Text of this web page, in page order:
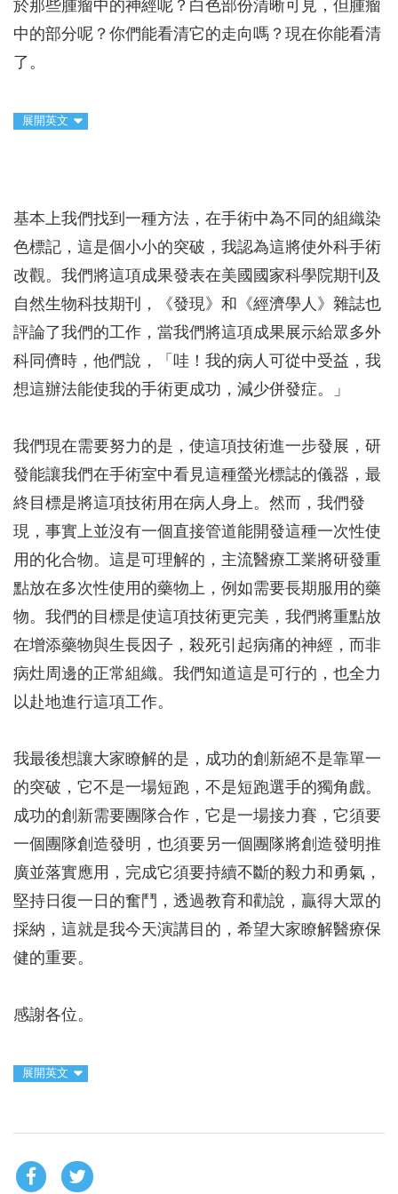
於那些腫瘤中的神經呢？白色部份清晰可見，但腫瘤
中的部分呢？你們能看清它的走向嗎？現在你能看清
了。
展開英文
基本上我們找到一種方法，在手術中為不同的組織染
色標記，這是個小小的突破，我認為這將使外科手術
改觀。我們將這項成果發表在美國國家科學院期刊及
自然生物科技期刊，《發現》和《經濟學人》雜誌也
評論了我們的工作，當我們將這項成果展示給眾多外
科同儕時，他們說，「哇！我的病人可從中受益，我
想這辦法能使我的手術更成功，減少併發症。」
我們現在需要努力的是，使這項技術進一步發展，研
發能讓我們在手術室中看見這種螢光標誌的儀器，最
終目標是將這項技術用在病人身上。然而，我們發
現，事實上並沒有一個直接管道能開發這種一次性使
用的化合物。這是可理解的，主流醫療工業將研發重
點放在多次性使用的藥物上，例如需要長期服用的藥
物。我們的目標是使這項技術更完美，我們將重點放
在增添藥物與生長因子，殺死引起病痛的神經，而非
病灶周邊的正常組織。我們知道這是可行的，也全力
以赴地進行這項工作。
我最後想讓大家瞭解的是，成功的創新絕不是靠單一
的突破，它不是一場短跑，不是短跑選手的獨角戲。
成功的創新需要團隊合作，它是一場接力賽，它須要
一個團隊創造發明，也須要另一個團隊將創造發明推
廣並落實應用，完成它須要持續不斷的毅力和勇氣，
堅持日復一日的奮鬥，透過教育和勸說，贏得大眾的
採納，這就是我今天演講目的，希望大家瞭解醫療保
健的重要。
感謝各位。
展開英文